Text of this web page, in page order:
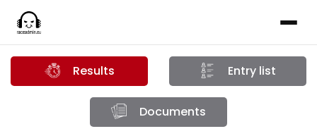
Results Entry list
Documents